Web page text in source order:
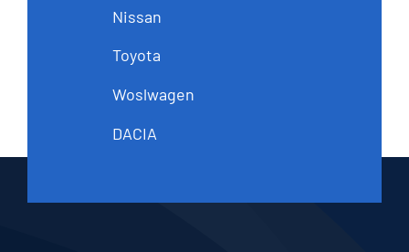
Nissan
Toyota
Woslwagen
DACIA